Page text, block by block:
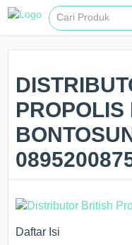
PROPOLIS
Daftar Isi